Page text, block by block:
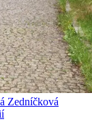
Zedníčková